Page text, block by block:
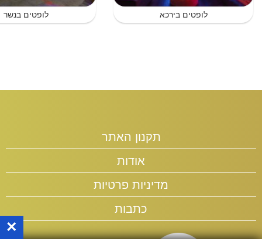
לופטים בירכא לופטים בנשר
תקנון האתר
אודות
מדיניות פרטיות
כתבות
×